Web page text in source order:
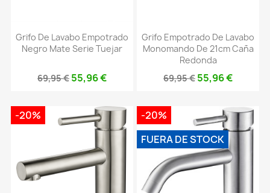
Grifo De Lavabo Empotrado
Negro Mate Serie Tuejar
69,95 € 55,96 €
Grifo Empotrado De Lavabo
Monomando De 21cm Caña
Redonda
69,95 € 55,96 €
-20%
-20%
FUERA DE STOCK